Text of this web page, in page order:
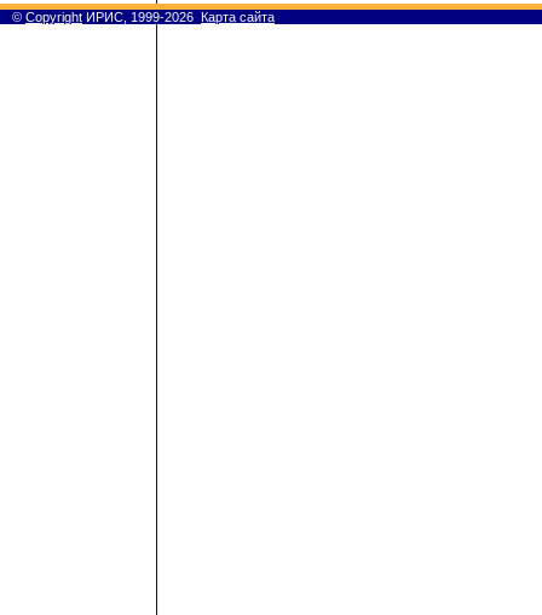
© Copyright ИРИС, 1999-2026 Карта сайта